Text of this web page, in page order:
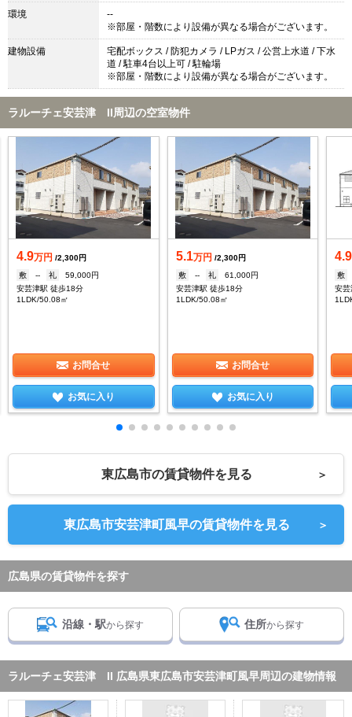
環境
--
※部屋・階数により設備が異なる場合がございます。
建物設備
宅配ボックス / 防犯カメラ / LPガス / 公営上水道 / 下水
道 / 駐車4台以上可 / 駐輪場
※部屋・階数により設備が異なる場合がございます。
ラルーチェ安芸津 II周辺の空室物件
4.9万円 /2,300円
敷
-- 礼
59,000円
安芸津駅 徒歩18分
1LDK/50.08㎡
お問合せ
お気に入り
5.1万円 /2,300円
敷
-- 礼
61,000円
安芸津駅 徒歩18分
1LDK/50.08㎡
お問合せ
お気に入り
4.9
敷
安
東広島市の賃貸物件を見る ＞
東広島市安芸津町風早の賃貸物件を見る ＞
広島県の賃貸物件を探す
沿線・駅から探す 住所から探す
ラルーチェ安芸津 II 広島県東広島市安芸津町風早周辺の建物情報